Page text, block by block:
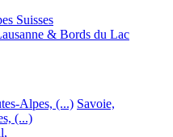
Suisses
& Bords du Lac
Alpes, (...) Savoie,
(...)